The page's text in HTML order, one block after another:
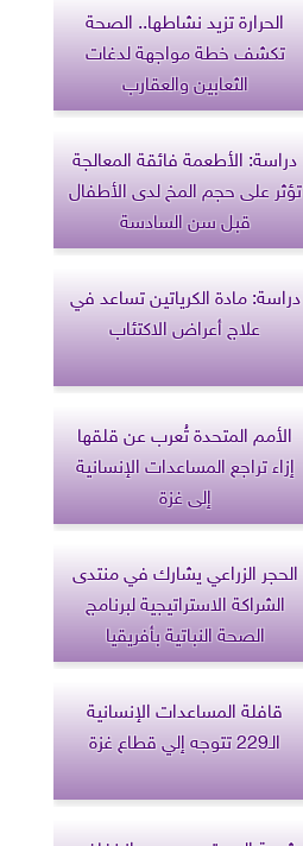
الحرارة تزيد نشاطها.. الصحة
تكشف خطة مواجهة لدغات
الثعابين والعقارب
دراسة: الأطعمة فائقة المعالجة
تؤثر على حجم المخ لدى الأطفال
قبل سن السادسة
دراسة: مادة الكرياتين تساعد في
علاج أعراض الاكتئاب
الأمم المتحدة تُعرب عن قلقها
إزاء تراجع المساعدات الإنسانية
إلى غزة
الحجر الزراعي يشارك في منتدى
الشراكة الاستراتيجية لبرنامج
الصحة النباتية بأفريقيا
قافلة المساعدات الإنسانية
الـ229 تتوجه إلي قطاع غزة